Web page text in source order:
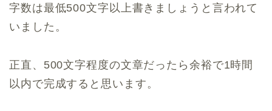
字数は最低500文字以上書きましょうと言われて
いました。
正直、500文字程度の文章だったら余裕で1時間
以内で完成すると思います。